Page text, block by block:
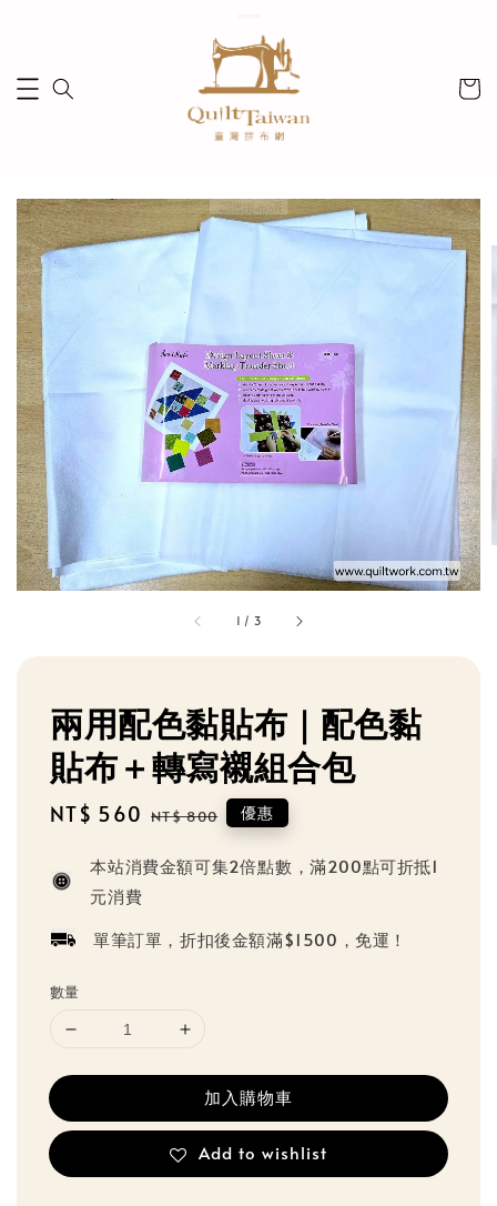
1 / 3
兩用配色黏貼布｜配色黏
貼布＋轉寫襯組合包
Sale
NT$ 560 Regular
NT$ 800 優惠
本站消費金額可集2倍點數，滿200點可折抵1
元消費
單筆訂單，折扣後金額滿$1500，免運！
數量
加入購物車
Add to wishlist